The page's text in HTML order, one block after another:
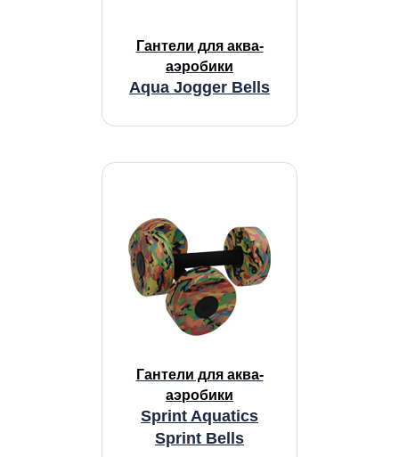
Гантели для аква-
аэробики
Aqua Jogger Bells
Гантели для аква-
аэробики
Sprint Aquatics
Sprint Bells